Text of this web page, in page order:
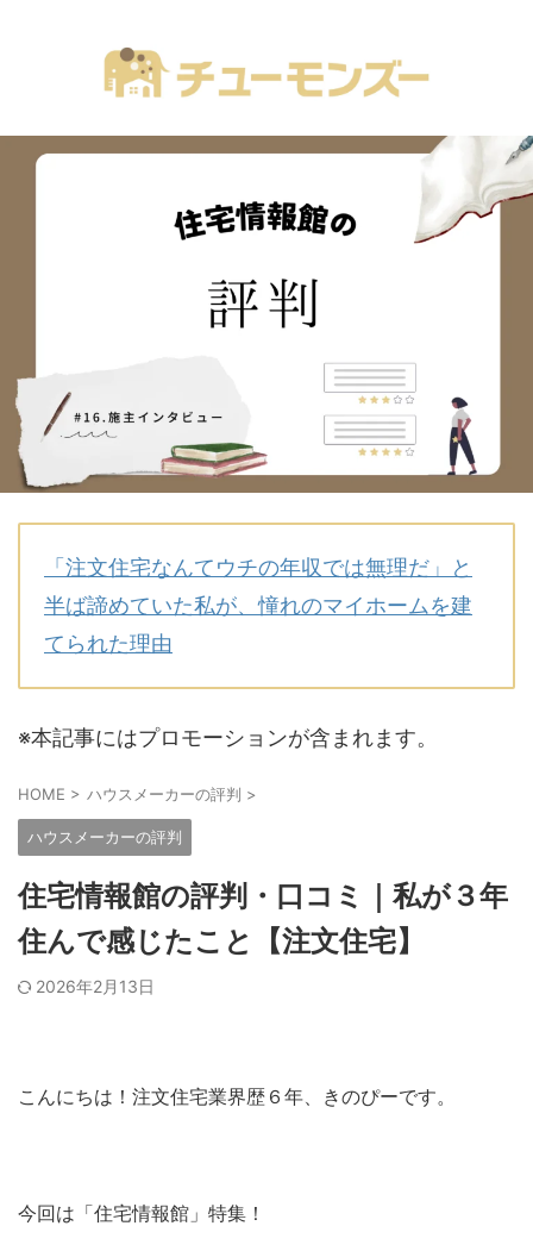
「注文住宅なんてウチの年収では無理だ」と
半ば諦めていた私が、憧れのマイホームを建
てられた理由
※本記事にはプロモーションが含まれます。
HOME > ハウスメーカーの評判 >
ハウスメーカーの評判
住宅情報館の評判・口コミ｜私が３年
住んで感じたこと【注文住宅】
2026年2月13日
こんにちは！注文住宅業界歴６年、きのぴーです。
今回は「住宅情報館」特集！